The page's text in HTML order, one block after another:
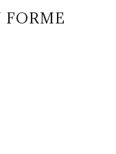
FORME